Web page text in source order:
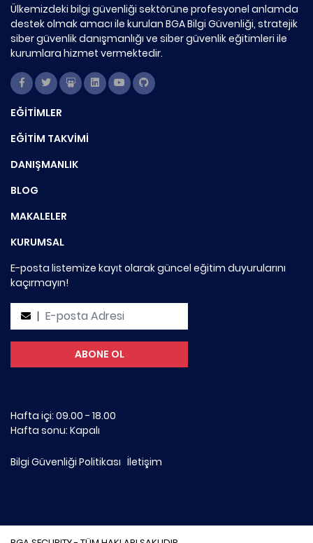
Ülkemizdeki bilgi güvenliği sektörüne profesyonel anlamda
destek olmak amacı ile kurulan BGA Bilgi Güvenliği, stratejik
siber güvenlik danışmanlığı ve siber güvenlik eğitimleri ile
kurumlara hizmet vermektedir.
EĞİTİMLER
EĞİTİM TAKVİMİ
DANIŞMANLIK
BLOG
MAKALELER
KURUMSAL
E-posta listemize kayıt olarak güncel eğitim duyurularını
kaçırmayın!
Hafta içi: 09.00 - 18.00
Hafta sonu: Kapalı
Bilgi Güvenliği Politikası İletişim